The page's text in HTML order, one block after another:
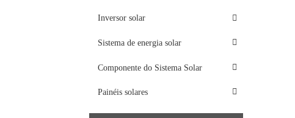
Inversor solar
Sistema de energia solar
Componente do Sistema Solar
Painéis solares